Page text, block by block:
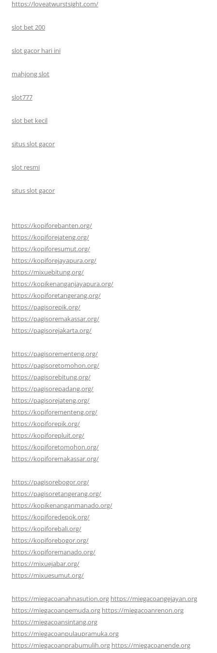
https://loveatwurstsight.com/
slot bet 200
slot gacor hari ini
mahjong slot
slot777
slot bet kecil
situs slot gacor
slot resmi
situs slot gacor
https://kopiforebanten.org/
https://kopiforejateng.org/
https://kopiforesumut.org/
https://kopiforejayapura.org/
https://mixuebitung.org/
https://kopikenanganjayapura.org/
https://kopiforetangerang.org/
https://pagisorepik.org/
https://pagisoremakassar.org/
https://pagisorejakarta.org/
https://pagisorementeng.org/
https://pagisoretomohon.org/
https://pagisorebitung.org/
https://pagisorepadang.org/
https://pagisorejateng.org/
https://kopiforementeng.org/
https://kopiforepik.org/
https://kopiforepluit.org/
https://kopiforetomohon.org/
https://kopiforemakassar.org/
https://pagisorebogor.org/
https://pagisoretangerang.org/
https://kopikenanganmanado.org/
https://kopiforedepok.org/
https://kopiforebali.org/
https://kopiforebogor.org/
https://kopiforemanado.org/
https://mixuejabar.org/
https://mixuesumut.org/
https://miegacoanahnasution.org https://miegacoangejayan.org
https://miegacoanpemuda.org https://miegacoanrenon.org
https://miegacoansintang.org
https://miegacoanpulaupramuka.org
https://miegacoanprabumulih.org https://miegacoanende.org